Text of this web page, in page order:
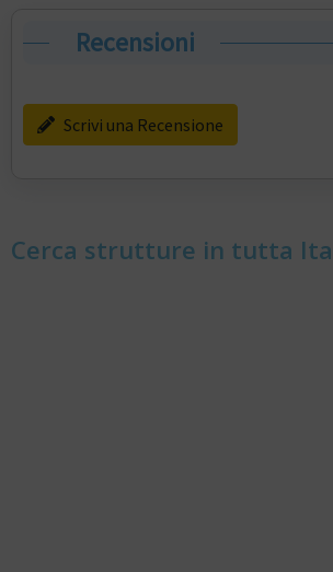
Recensioni
Scrivi una Recensione
Cerca strutture in tutta